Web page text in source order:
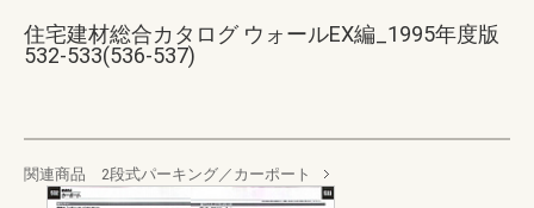
住宅建材総合カタログ ウォールEX編_1995年度版
532-533(536-537)
関連商品 2段式パーキング／カーポート